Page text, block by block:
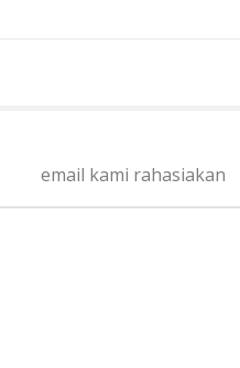
email kami rahasiakan